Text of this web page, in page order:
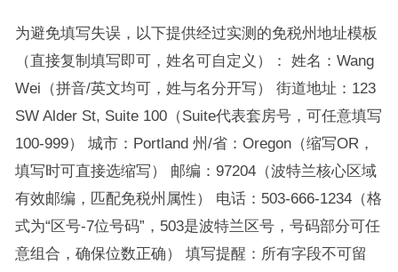
为避免填写失误，以下提供经过实测的免税州地址模板
（直接复制填写即可，姓名可自定义）： 姓名：Wang
Wei（拼音/英文均可，姓与名分开写） 街道地址：123
SW Alder St, Suite 100（Suite代表套房号，可任意填写
100-999） 城市：Portland 州/省：Oregon（缩写OR，
填写时可直接选缩写） 邮编：97204（波特兰核心区域
有效邮编，匹配免税州属性） 电话：503-666-1234（格
式为“区号-7位号码”，503是波特兰区号，号码部分可任
意组合，确保位数正确） 填写提醒：所有字段不可留